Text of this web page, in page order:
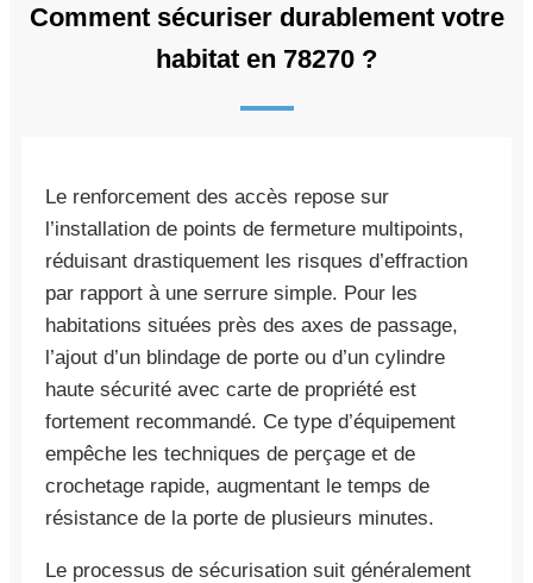
Comment sécuriser durablement votre
habitat en 78270 ?
Le renforcement des accès repose sur
l’installation de points de fermeture multipoints,
réduisant drastiquement les risques d’effraction
par rapport à une serrure simple. Pour les
habitations situées près des axes de passage,
l’ajout d’un blindage de porte ou d’un cylindre
haute sécurité avec carte de propriété est
fortement recommandé. Ce type d’équipement
empêche les techniques de perçage et de
crochetage rapide, augmentant le temps de
résistance de la porte de plusieurs minutes.
Le processus de sécurisation suit généralement